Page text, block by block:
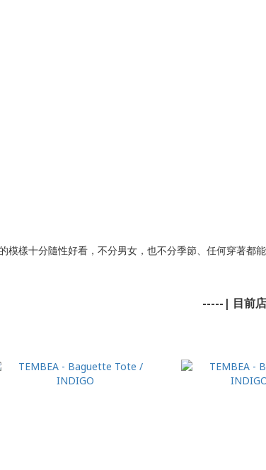
模樣十分隨性好看，不分男女，也不分季節、任何穿著都能
-----| 目前